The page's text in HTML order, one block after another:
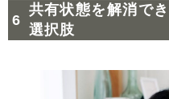
共有状態を解消で
選択肢